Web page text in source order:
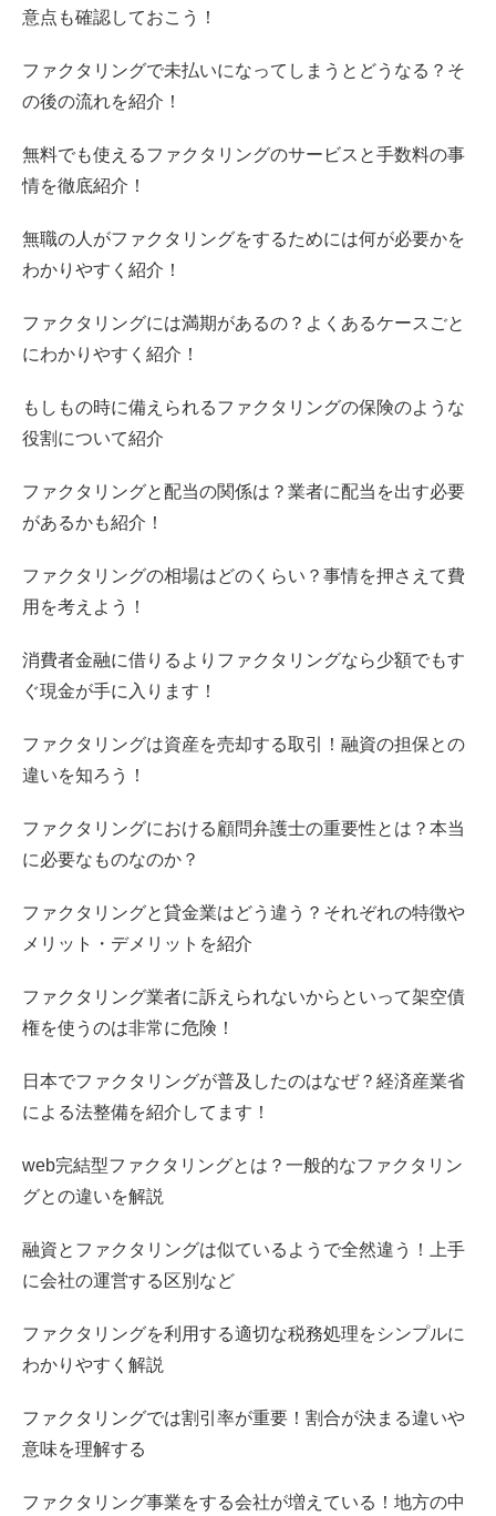
意点も確認しておこう！
ファクタリングで未払いになってしまうとどうなる？そ
の後の流れを紹介！
無料でも使えるファクタリングのサービスと手数料の事
情を徹底紹介！
無職の人がファクタリングをするためには何が必要かを
わかりやすく紹介！
ファクタリングには満期があるの？よくあるケースごと
にわかりやすく紹介！
もしもの時に備えられるファクタリングの保険のような
役割について紹介
ファクタリングと配当の関係は？業者に配当を出す必要
があるかも紹介！
ファクタリングの相場はどのくらい？事情を押さえて費
用を考えよう！
消費者金融に借りるよりファクタリングなら少額でもす
ぐ現金が手に入ります！
ファクタリングは資産を売却する取引！融資の担保との
違いを知ろう！
ファクタリングにおける顧問弁護士の重要性とは？本当
に必要なものなのか？
ファクタリングと貸金業はどう違う？それぞれの特徴や
メリット・デメリットを紹介
ファクタリング業者に訴えられないからといって架空債
権を使うのは非常に危険！
日本でファクタリングが普及したのはなぜ？経済産業省
による法整備を紹介してます！
web完結型ファクタリングとは？一般的なファクタリン
グとの違いを解説
融資とファクタリングは似ているようで全然違う！上手
に会社の運営する区別など
ファクタリングを利用する適切な税務処理をシンプルに
わかりやすく解説
ファクタリングでは割引率が重要！割合が決まる違いや
意味を理解する
ファクタリング事業をする会社が増えている！地方の中